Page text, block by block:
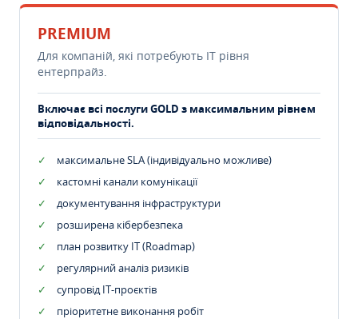
PREMIUM
Для компаній, які потребують ІТ рівня
ентерпрайз.
Включає всі послуги GOLD з максимальним рівнем
відповідальності.
максимальне SLA (індивідуально можливе)
кастомні канали комунікації
документування інфраструктури
розширена кібербезпека
план розвитку IT (Roadmap)
регулярний аналіз ризиків
супровід ІТ-проєктів
пріоритетне виконання робіт